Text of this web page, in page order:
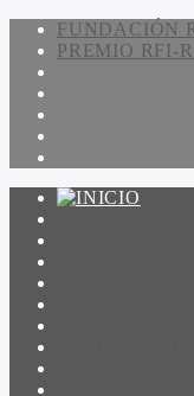
FUNDACIÓN
PREMIO RFI-